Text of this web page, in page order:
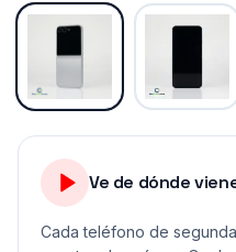
Ve de dónde
Cada teléfono de